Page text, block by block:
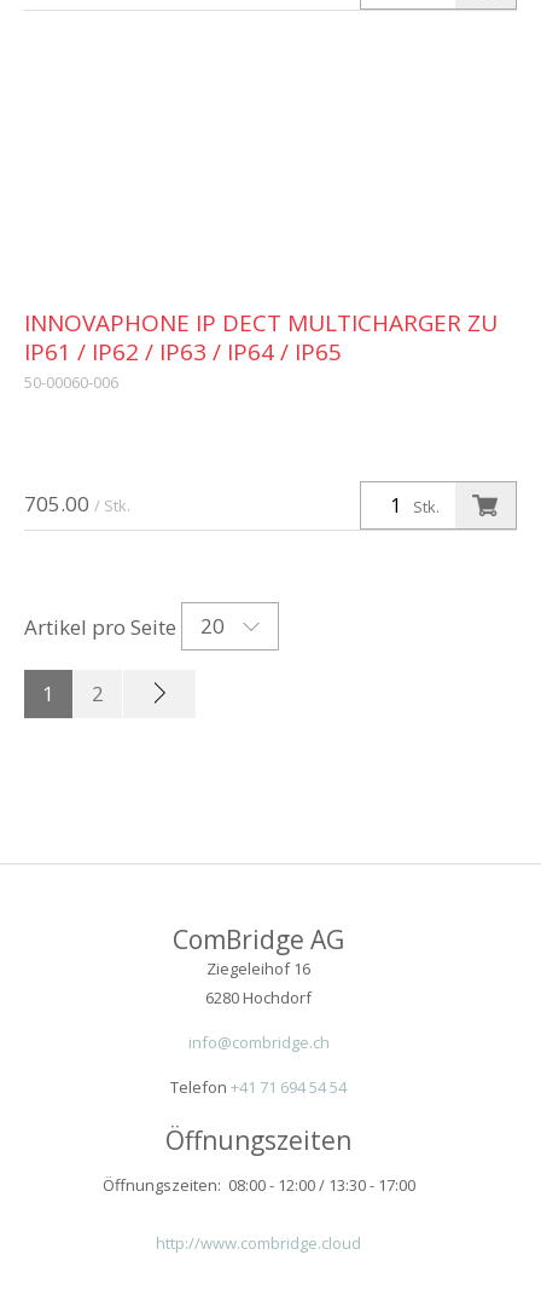
705.00 / Stk. Stk.
INNOVAPHONE IP DECT MULTICHARGER ZU
IP61 / IP62 / IP63 / IP64 / IP65
50-00060-006
Artikel pro Seite 20
1 2
ComBridge AG
Ziegeleihof 16
6280 Hochdorf
info@combridge.ch
Telefon +41 71 694 54 54
Öffnungszeiten
Öffnungszeiten: 08:00 - 12:00 / 13:30 - 17:00
http://www.combridge.cloud